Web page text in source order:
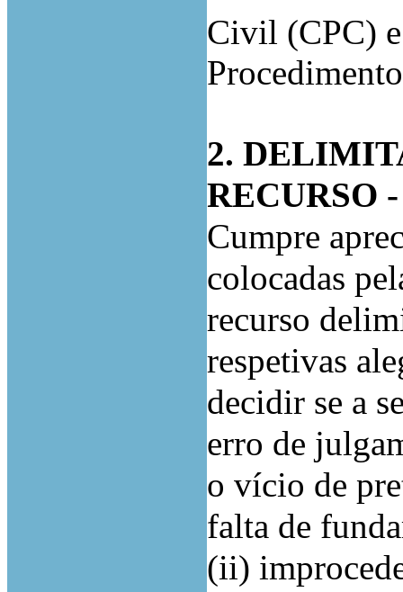
Civil (CPC)
2.
RECURSO
Cumpre
colocadas
recurso
respetivas
decidir se a
erro de
o vício de
falta de
(ii)